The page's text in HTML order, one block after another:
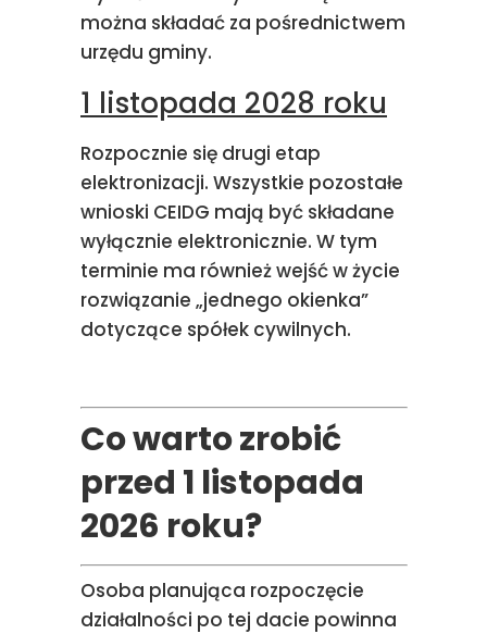
można składać za pośrednictwem
urzędu gminy.
1 listopada 2028 roku
Rozpocznie się drugi etap
elektronizacji. Wszystkie pozostałe
wnioski CEIDG mają być składane
wyłącznie elektronicznie. W tym
terminie ma również wejść w życie
rozwiązanie „jednego okienka”
dotyczące spółek cywilnych.
Co warto zrobić
przed 1 listopada
2026 roku?
Osoba planująca rozpoczęcie
działalności po tej dacie powinna